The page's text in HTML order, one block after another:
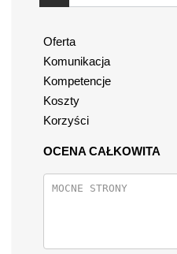
Oferta
Komunikacja
Kompetencje
Koszty
Korzyści
OCENA CAŁKOWITA